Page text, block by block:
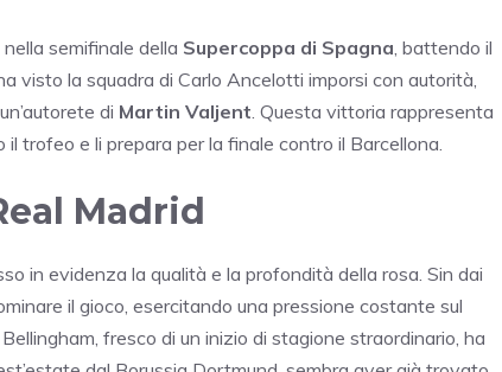
nella semifinale della Supercoppa di Spagna , battendo il
visto la squadra di Carlo Ancelotti imporsi con autorità,
di Martin Valjent . Questa vittoria rappresenta
trofeo e li prepara per la finale contro il Barcellona.
Madrid
in evidenza la qualità e la profondità della rosa. Sin dai
il gioco, esercitando una pressione costante sul
fresco di un inizio di stagione straordinario, ha